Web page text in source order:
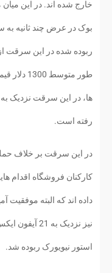
بوک در عرض چند ثانیه
طور
رفته است.
در این سرقت بر خلاف
کارکنان فروشگاه اقدام
داده اند که البته موفقیت
استور نیویورک ربوده شد.